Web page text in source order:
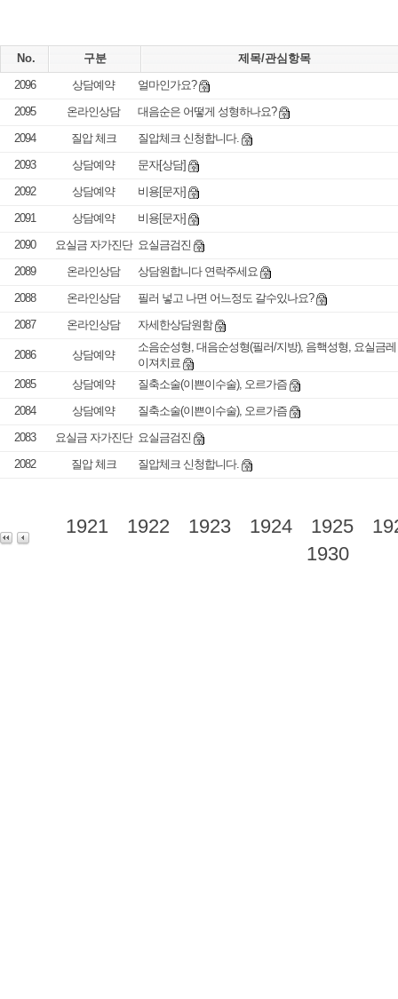
No. 구분
제목/관심항목
2096
상담예약
얼마인가요?
2095
온라인상담
대음순은 어떻게 성형하나요?
2094
질압 체크
질압체크 신청합니다.
2093
상담예약
문자[상담]
2092
상담예약
비용[문자]
2091
상담예약
비용[문자]
2090
요실금 자가진단 요실금검진
2089
온라인상담
상담원합니다 연락주세요
2088
온라인상담
필러 넣고 나면 어느정도 갈수있나요?
2087
온라인상담 자세한상담원함
2086 상담예약
소음순성형, 대음순성형(필러/지방), 음핵성형, 요실금레
이져치료
2085
상담예약
질축소술(이쁜이수술), 오르가즘
2084
상담예약
질축소술(이쁜이수술), 오르가즘
2083
요실금 자가진단 요실금검진
2082
질압 체크 질압체크 신청합니다.
1921 1922 1923 1924 1925
1930